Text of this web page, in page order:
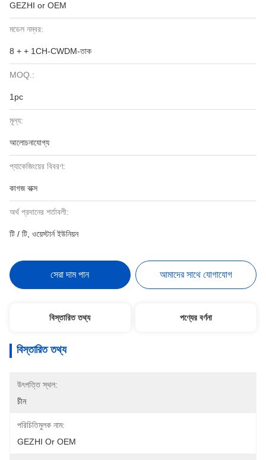
GEZHI or OEM
মডেল নম্বর:
8 + + 1CH-CWDM-তাক
MOQ.:
1pc
মূল্য:
আলোচনাযোগ্য
প্যাকেজিংয়ের বিবরণ:
কাগজ বাক্স
অর্থ প্রদানের শর্তাবলী:
টি / টি, ওয়েস্টার্ন ইউনিয়ন
সেরা দাম পান আমাদের সাথে যোগাযোগ
বিস্তারিত তথ্য পণ্যের বর্ণনা
বিস্তারিত তথ্য
উৎপত্তি স্থল:
চীন
পরিচিতিমুলক নাম:
GEZHI Or OEM